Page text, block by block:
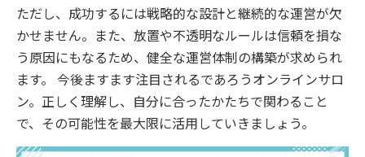
ただし、成功するには戦略的な設計と継続的な運営が欠
かせません。また、放置や不透明なルールは信頼を損な
う原因にもなるため、健全な運営体制の構築が求められ
ます。 今後ますます注目されるであろうオンラインサロ
ン。正しく理解し、自分に合ったかたちで関わること
で、その可能性を最大限に活用していきましょう。